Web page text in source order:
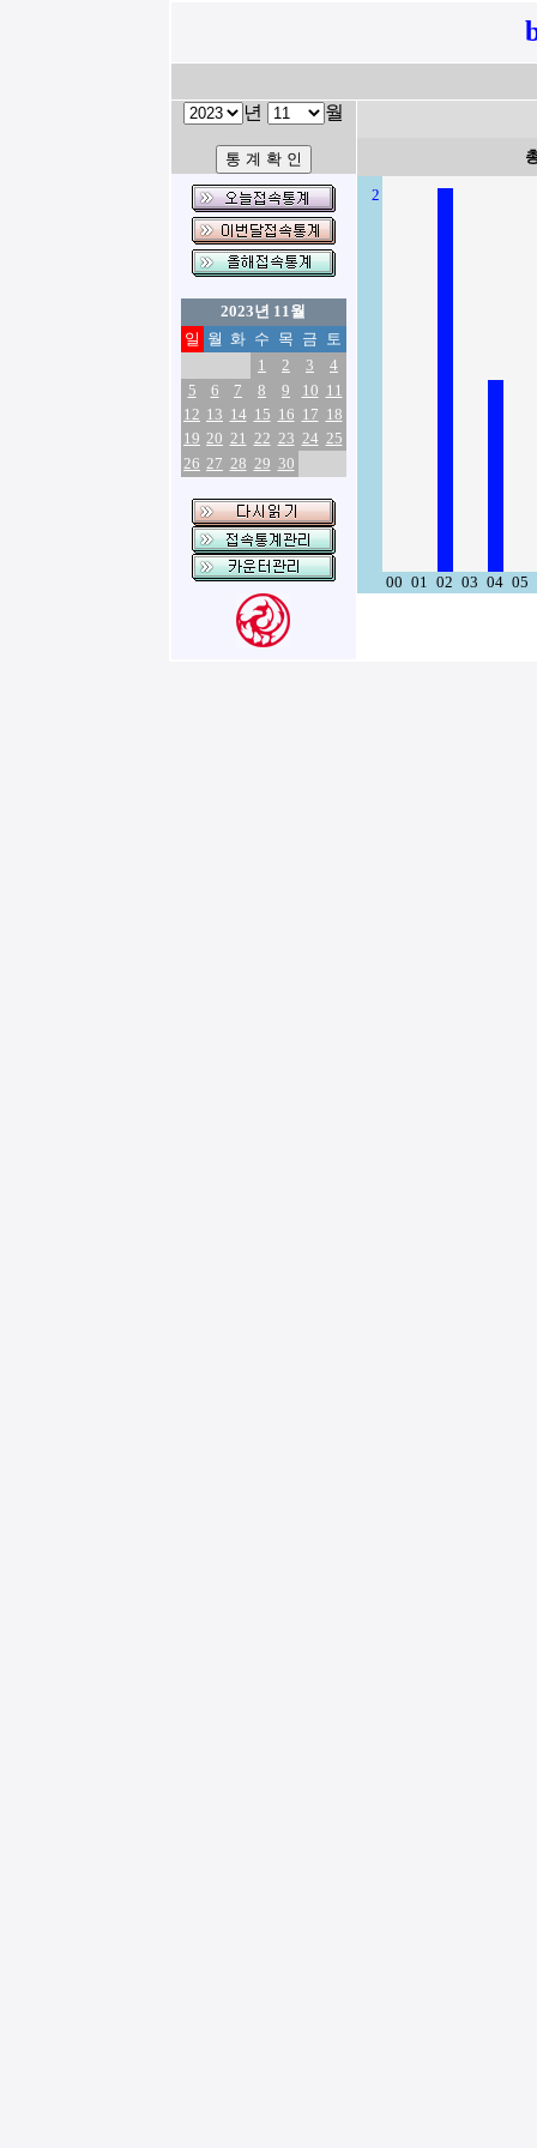
년 월
2023년 11월
일 월 화 수 목 금 토
1
2 3
4
5
6 7 8 9 10 11
12 13 14 15 16 17 18
19 20 21 22 23 24 25
26 27 28 29 30
2
00 01 02 03 04 05